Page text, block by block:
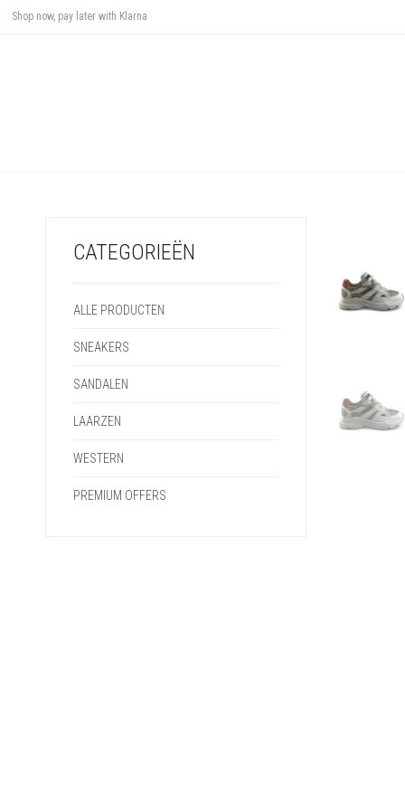
Shop now, pay later with Klarna
CATEGORIEËN
ALLE PRODUCTEN
SNEAKERS
SANDALEN
LAARZEN
WESTERN
PREMIUM OFFERS